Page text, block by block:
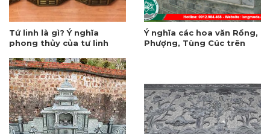
Tứ linh là gì? Ý nghĩa
phong thủy của tư linh
Ý nghĩa các hoa văn Rồng,
Phượng, Tùng Cúc trên